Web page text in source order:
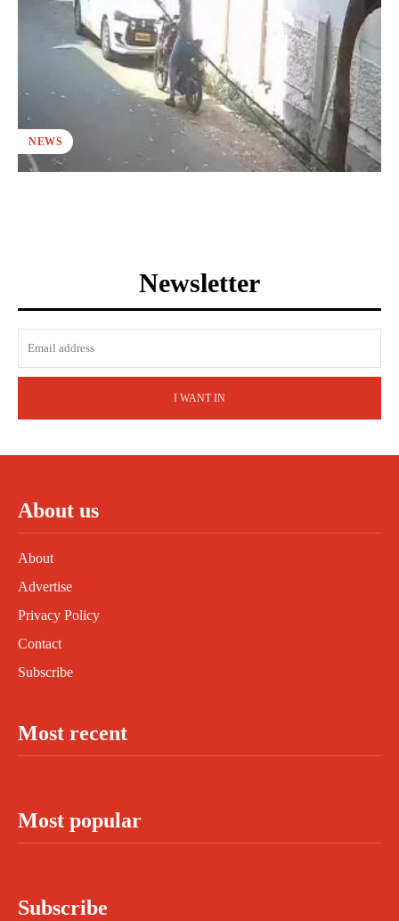
NEWS
Newsletter
I WANT IN
About us
About
Advertise
Privacy Policy
Contact
Subscribe
Most recent
Most popular
Subscribe